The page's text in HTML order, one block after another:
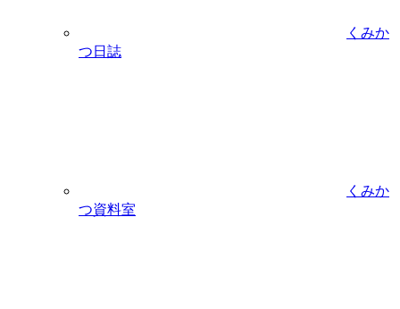
くみか
つ日誌
くみか
つ資料室